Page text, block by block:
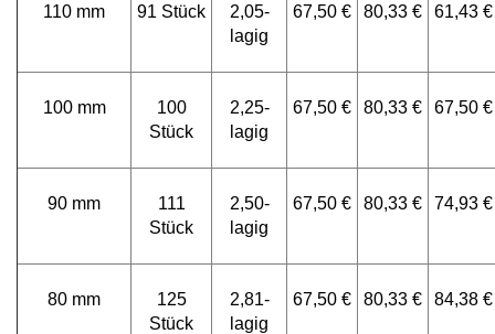
110 mm 91 Stück
2,05-
lagig
67,50 € 80,33 € 61,43 €
100 mm
100
Stück
2,25-
lagig
67,50 € 80,33 € 67,50 €
90 mm
111
Stück
2,50-
lagig
67,50 € 80,33 € 74,93 €
80 mm
125
Stück
2,81-
lagig
67,50 € 80,33 € 84,38 €